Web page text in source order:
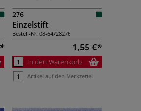
276
Einzelstift
Bestell-Nr. 08-64728276
1,55 €
In den Warenkorb
Artikel auf den Merkzettel